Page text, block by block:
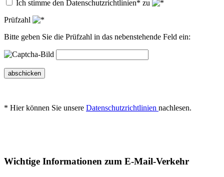
Ich stimme den Datenschutzrichtlinien* zu
Prüfzahl
Bitte geben Sie die Prüfzahl in das nebenstehende Feld ein:
abschicken
* Hier können Sie unsere Datenschutzrichtlinien nachlesen.
Wichtige Informationen zum E-Mail-Verkehr